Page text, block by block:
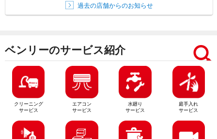
過去の店舗からのお知らせ
ベンリーのサービス紹介
クリーニング
サービス
エアコン
サービス
水廻り
サービス
庭手入れ
サービス